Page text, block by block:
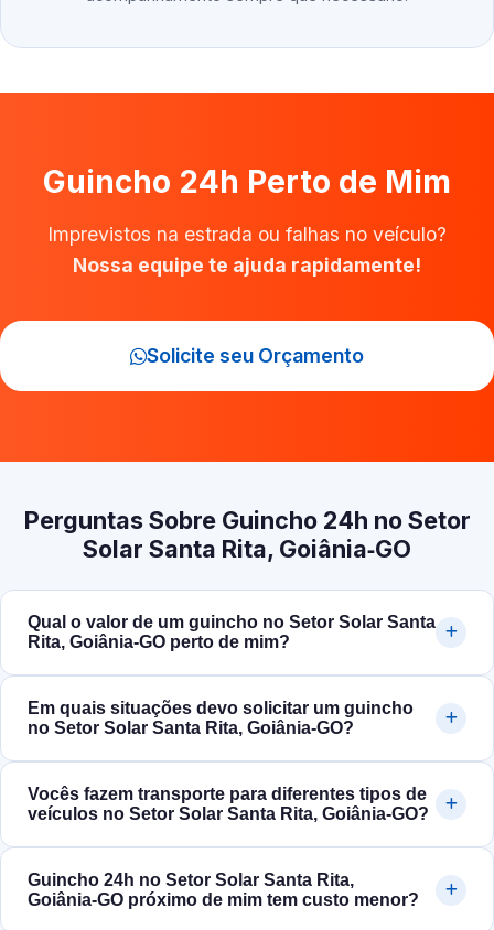
Guincho 24h Perto de Mim
Imprevistos na estrada ou falhas no veículo?
Nossa equipe te ajuda rapidamente!
Solicite seu Orçamento
Perguntas Sobre Guincho 24h no Setor
Solar Santa Rita, Goiânia‑GO
Qual o valor de um guincho no Setor Solar Santa
Rita, Goiânia‑GO perto de mim?
Em quais situações devo solicitar um guincho
no Setor Solar Santa Rita, Goiânia‑GO?
Vocês fazem transporte para diferentes tipos de
veículos no Setor Solar Santa Rita, Goiânia‑GO?
Guincho 24h no Setor Solar Santa Rita,
Goiânia‑GO próximo de mim tem custo menor?